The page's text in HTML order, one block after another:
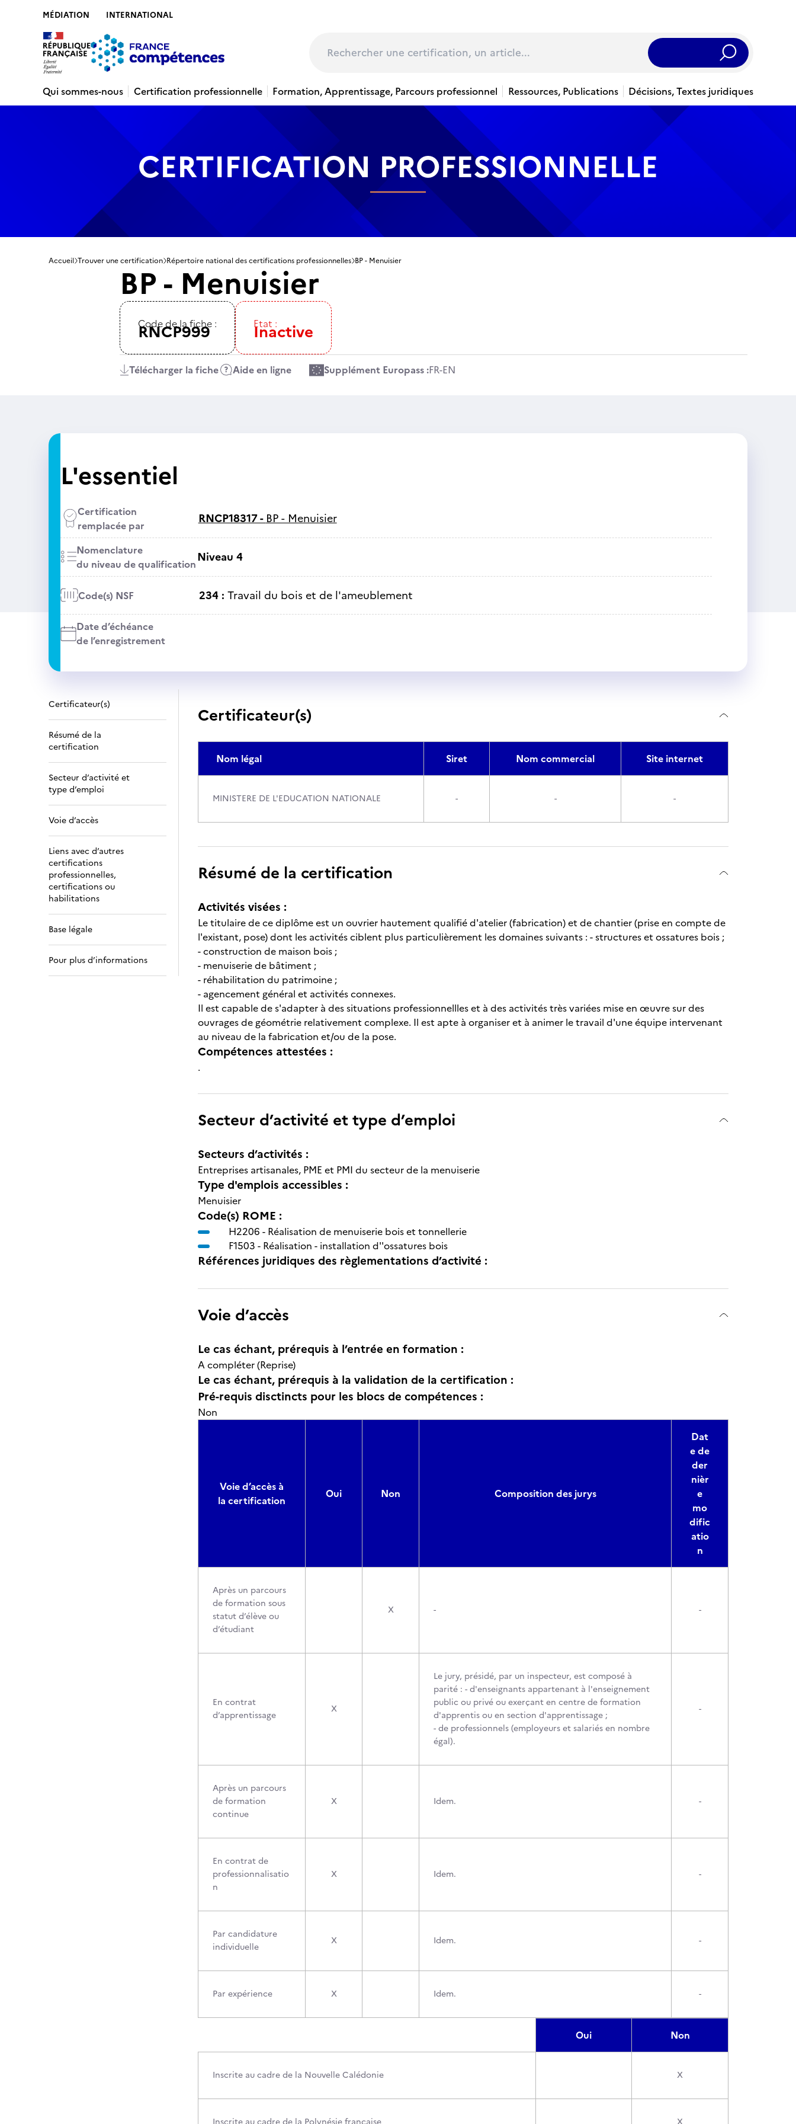
MÉDIATION INTERNATIONAL
Rechercher
Qui sommes-nous
Certification professionnelle Formation, Apprentissage, Parcours professionnel Ressources, Publications Décisions, Textes juridiques
CERTIFICATION PROFESSIONNELLE
Accueil Trouver une certification Répertoire national des certifications professionnelles BP - Menuisier
BP - Menuisier
Code de la fiche :
RNCP999 Etat :
Inactive
Télécharger la fiche Aide en ligne Supplément Europass :FR-EN
L'essentiel
Certification
remplacée par
RNCP18317 - BP - Menuisier
Nomenclature
du niveau de qualificationNiveau 4
Code(s) NSF 234 : Travail du bois et de l'ameublement
Date d’échéance
de l’enregistrement
Certificateur(s)
Résumé de la
certification
Secteur d’activité et
type d’emploi
Voie d’accès
Liens avec d’autres
certifications
professionnelles,
certifications ou
habilitations
Base légale
Pour plus d’informations
Certificateur(s)
Nom légal Siret Nom commercial Site internet
MINISTERE DE L'EDUCATION NATIONALE - - -
Résumé de la certification
Activités visées :
Le titulaire de ce diplôme est un ouvrier hautement qualifié d'atelier (fabrication) et de chantier (prise en compte de
l'existant, pose) dont les activités ciblent plus particulièrement les domaines suivants : - structures et ossatures bois ;
- construction de maison bois ;
- menuiserie de bâtiment ;
- réhabilitation du patrimoine ;
- agencement général et activités connexes.
Il est capable de s'adapter à des situations professionnellles et à des activités très variées mise en œuvre sur des
ouvrages de géométrie relativement complexe. Il est apte à organiser et à animer le travail d'une équipe intervenant
au niveau de la fabrication et/ou de la pose.
Compétences attestées :
.
Secteur d’activité et type d’emploi
Secteurs d’activités :
Entreprises artisanales, PME et PMI du secteur de la menuiserie
Type d'emplois accessibles :
Menuisier
Code(s) ROME :
H2206 - Réalisation de menuiserie bois et tonnellerie
F1503 - Réalisation - installation d''ossatures bois
Références juridiques des règlementations d’activité :
Voie d’accès
Le cas échant, prérequis à l’entrée en formation :
A compléter (Reprise)
Le cas échant, prérequis à la validation de la certification :
Pré-requis disctincts pour les blocs de compétences :
Non
Voie d’accès à
la certification
Oui Non Composition des jurys
Dat
e de
der
nièr
e
mo
dific
atio
n
Après un parcours
de formation sous
statut d’élève ou
d’étudiant
X - -
En contrat
d’apprentissage
X
Le jury, présidé, par un inspecteur, est composé à
parité : - d'enseignants appartenant à l'enseignement
public ou privé ou exerçant en centre de formation
d'apprentis ou en section d'apprentissage ;
- de professionnels (employeurs et salariés en nombre
égal).
-
Après un parcours
de formation
continue
X Idem. -
En contrat de
professionnalisatio
n
X Idem. -
Par candidature
individuelle
X Idem. -
Par expérience X Idem. -
Oui Non
Inscrite au cadre de la Nouvelle Calédonie X